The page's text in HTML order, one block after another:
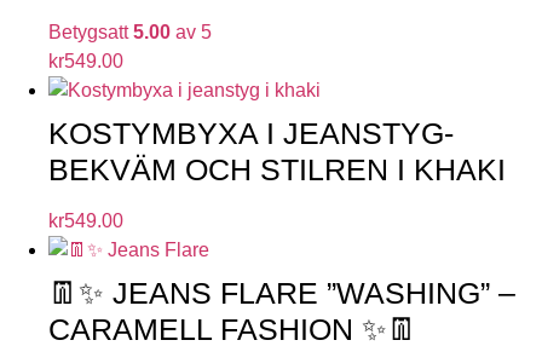
Betygsatt5.00 av 5
kr549.00
KOSTYMBYXA I JEANSTYG-
BEKVÄM OCH STILREN I KHAKI
kr549.00
👖✨ JEANS FLARE ”WASHING” –
CARAMELL FASHION ✨👖